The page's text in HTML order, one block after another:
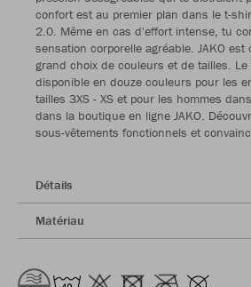
confort est au premier plan dans le t-
2.0. Même en cas d'effort intense, tu
sensation corporelle agréable. JAKO
grand choix de couleurs et de tailles.
disponible en douze couleurs pour les
tailles 3XS - XS et pour les hommes
dans la boutique en ligne JAKO.
sous-vêtements fonctionnels et
Détails
Matériau